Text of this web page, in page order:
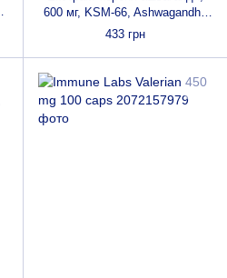
600 мг, KSM-66, Ashwagandha
Root Extract, Nutricost, 30
капсул
433 грн